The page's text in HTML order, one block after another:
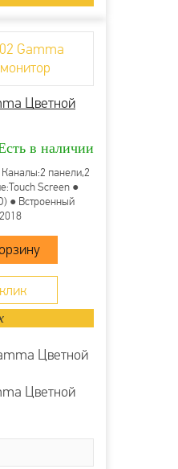
Цветной
в наличии
панели,2
Screen ●
● Встроенный
Цветной